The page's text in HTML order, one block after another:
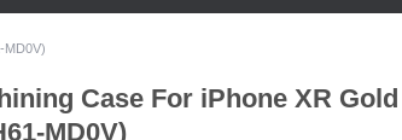
MD0V)
Case For iPhone XR Gold
MD0V)